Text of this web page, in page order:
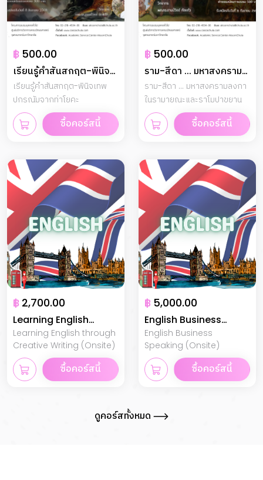
฿ 500.00
เรียนรู้คำสันสกฤต-พินิจ
เทพปกรณัมจากท่าโยคะ
เรียนรู้คำสันสกฤต-พินิจเทพ
ปกรณัมจากท่าโยคะ
ซื้อคอร์สนี้
฿ 500.00
ราม-สีดา ... มหาสงคราม
ลงกาในรามายณะและราโม
ปาขยาน
ราม-สีดา ... มหาสงครามลงกา
ในรามายณะและราโมปาขยาน
ซื้อคอร์สนี้
฿ 2,700.00
Learning English
through Creative
Writing
Learning English through
Creative Writing (Onsite)
ซื้อคอร์สนี้
฿ 5,000.00
English Business
Speaking
English Business
Speaking (Onsite)
ซื้อคอร์สนี้
ดูคอร์สทั้งหมด